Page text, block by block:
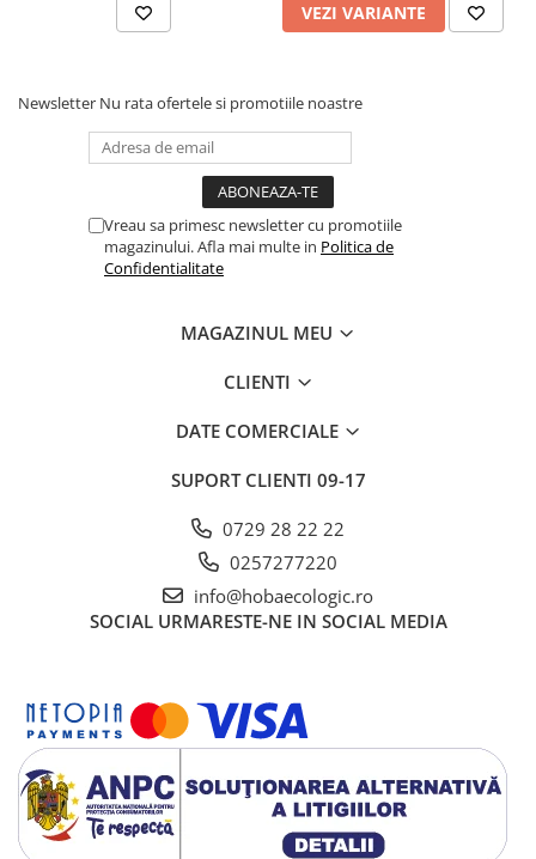
VEZI VARIANTE
Newsletter Nu rata ofertele si promotiile noastre
Vreau sa primesc newsletter cu promotiile
magazinului. Afla mai multe in Politica de
Confidentialitate
MAGAZINUL MEU
CLIENTI
DATE COMERCIALE
SUPORT CLIENTI 09-17
0729 28 22 22
0257277220
info@hobaecologic.ro
SOCIAL URMARESTE-NE IN SOCIAL MEDIA